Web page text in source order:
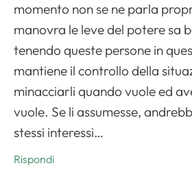
momento non se ne parla
manovra le leve del potere sa
tenendo queste persone in
mantiene il controllo della
minacciarli quando vuole ed
vuole. Se li assumesse,
stessi interessi…
Rispondi